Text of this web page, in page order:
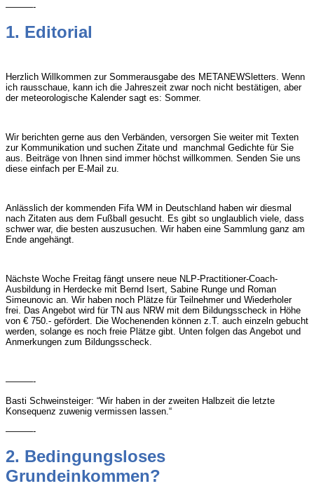
———-
1. Editorial
Herzlich Willkommen zur Sommerausgabe des METANEWSletters. Wenn
ich rausschaue, kann ich die Jahreszeit zwar noch nicht bestätigen, aber
der meteorologische Kalender sagt es: Sommer.
Wir berichten gerne aus den Verbänden, versorgen Sie weiter mit Texten
zur Kommunikation und suchen Zitate und manchmal Gedichte für Sie
aus. Beiträge von Ihnen sind immer höchst willkommen. Senden Sie uns
diese einfach per E-Mail zu.
Anlässlich der kommenden Fifa WM in Deutschland haben wir diesmal
nach Zitaten aus dem Fußball gesucht. Es gibt so unglaublich viele, dass
schwer war, die besten auszusuchen. Wir haben eine Sammlung ganz am
Ende angehängt.
Nächste Woche Freitag fängt unsere neue NLP-Practitioner-Coach-
Ausbildung in Herdecke mit Bernd Isert, Sabine Runge und Roman
Simeunovic an. Wir haben noch Plätze für Teilnehmer und Wiederholer
frei. Das Angebot wird für TN aus NRW mit dem Bildungsscheck in Höhe
von € 750.- gefördert. Die Wochenenden können z.T. auch einzeln gebucht
werden, solange es noch freie Plätze gibt. Unten folgen das Angebot und
Anmerkungen zum Bildungsscheck.
———-
Basti Schweinsteiger: “Wir haben in der zweiten Halbzeit die letzte
Konsequenz zuwenig vermissen lassen.“
———-
2. Bedingungsloses
Grundeinkommen?